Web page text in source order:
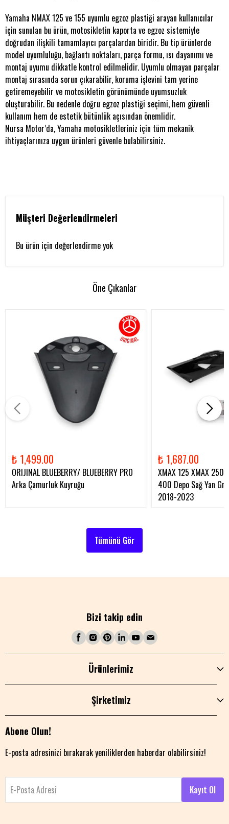
Yamaha NMAX 125 ve 155 uyumlu egzoz plastiği arayan kullanıcılar
için sunulan bu ürün, motosikletin kaporta ve egzoz sistemiyle
doğrudan ilişkili tamamlayıcı parçalardan biridir. Bu tip ürünlerde
model uyumluluğu, bağlantı noktaları, parça formu, ısı dayanımı ve
montaj uyumu dikkatle kontrol edilmelidir. Uyumlu olmayan parçalar
montaj sırasında sorun çıkarabilir, koruma işlevini tam yerine
getiremeyebilir ve motosikletin görünümünde uyumsuzluk
oluşturabilir. Bu nedenle doğru egzoz plastiği seçimi, hem güvenli
kullanım hem de estetik bütünlük açısından önemlidir.
Nursa Motor’da, Yamaha motosikletleriniz için tüm mekanik
ihtiyaçlarınıza uygun ürünleri güvenle bulabilirsiniz.
Müşteri Değerlendirmeleri
Bu ürün için değerlendirme yok
Öne Çıkanlar
₺ 1,499.00
ORIJINAL BLUEBERRY/ BLUEBERRY PRO
Arka Çamurluk Kuyruğu
₺ 1,687.00
XMAX 125 XMAX 250
400 Depo Sağ Yan
2018-2023
Tümünü Gör
Bizi takip edin
Ürünlerimiz
Şirketimiz
Abone Olun!
E-posta adresinizi bırakarak yeniliklerden haberdar olabilirsiniz!
E-Posta Adresi Kayıt Ol